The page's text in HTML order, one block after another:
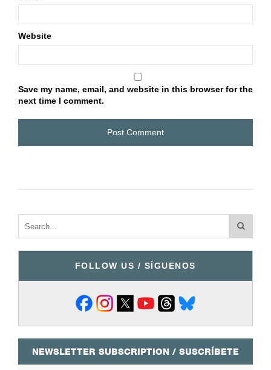
Website
Save my name, email, and website in this browser for the
next time I comment.
FOLLOW US / SÍGUENOS
NEWSLETTER SUBSCRIPTION / SUSCRÍBETE